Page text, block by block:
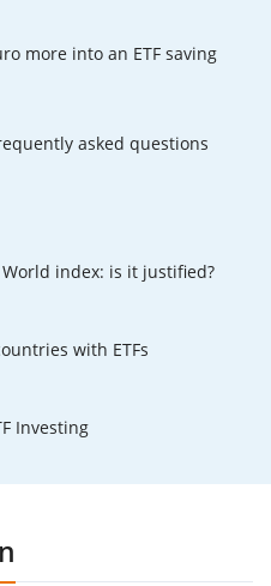
more into an ETF saving
asked questions
index: is it justified?
with ETFs
Investing